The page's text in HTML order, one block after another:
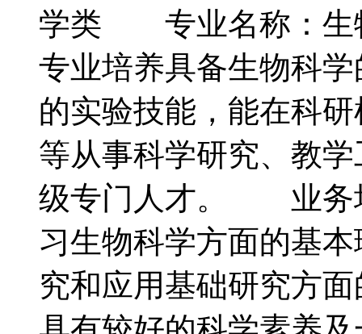
学类 专业名称：生
专业培养具备生物科
的实验技能，能在科
等从事科学研究、教
级专门人才。 业务
习生物科学方面的基
究和应用基础研究方